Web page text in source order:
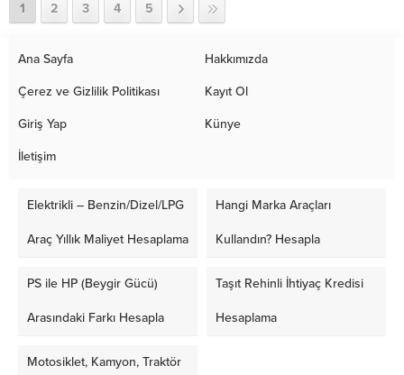
1 2 3 4 5
Ana Sayfa Hakkımızda
Çerez ve Gizlilik Politikası Kayıt Ol
Giriş Yap Künye
İletişim
Elektrikli – Benzin/Dizel/LPG
Araç Yıllık Maliyet Hesaplama
Hangi Marka Araçları
Kullandın? Hesapla
PS ile HP (Beygir Gücü)
Arasındaki Farkı Hesapla
Taşıt Rehinli İhtiyaç Kredisi
Hesaplama
Motosiklet, Kamyon, Traktör